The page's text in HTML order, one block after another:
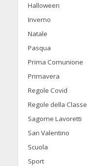
Halloween
Inverno
Natale
Pasqua
Prima Comunione
Primavera
Regole Covid
Regole della Classe
Sagome Lavoretti
San Valentino
Scuola
Sport